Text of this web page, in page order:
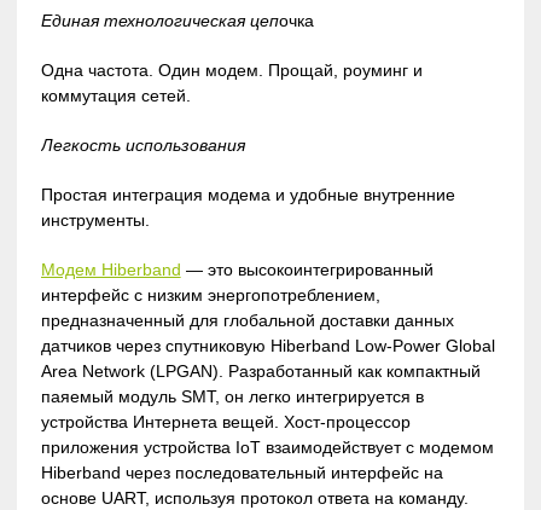
Единая технологическая цепочка
Одна частота. Один модем. Прощай, роуминг и
коммутация сетей.
Легкость использования
Простая интеграция модема и удобные внутренние
инструменты.
Модем Hiberband — это высокоинтегрированный
интерфейс с низким энергопотреблением,
предназначенный для глобальной доставки данных
датчиков через спутниковую Hiberband Low-Power Global
Area Network (LPGAN). Разработанный как компактный
паяемый модуль SMT, он легко интегрируется в
устройства Интернета вещей. Хост-процессор
приложения устройства IoT взаимодействует с модемом
Hiberband через последовательный интерфейс на
основе UART, используя протокол ответа на команду.